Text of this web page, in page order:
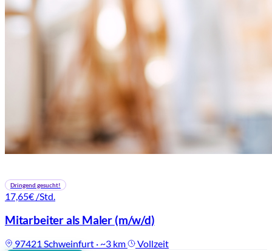
Dringend gesucht!
17,65€ /Std.
Mitarbeiter als Maler (m/w/d)
97421 Schweinfurt · ~3 km Vollzeit